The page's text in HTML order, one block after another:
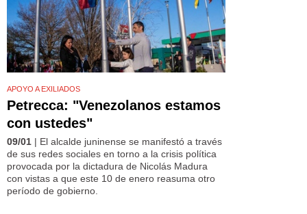
APOYO A EXILIADOS
Petrecca: "Venezolanos estamos
con ustedes"
09/01 | El alcalde juninense se manifestó a través
de sus redes sociales en torno a la crisis política
provocada por la dictadura de Nicolás Madura
con vistas a que este 10 de enero reasuma otro
período de gobierno.